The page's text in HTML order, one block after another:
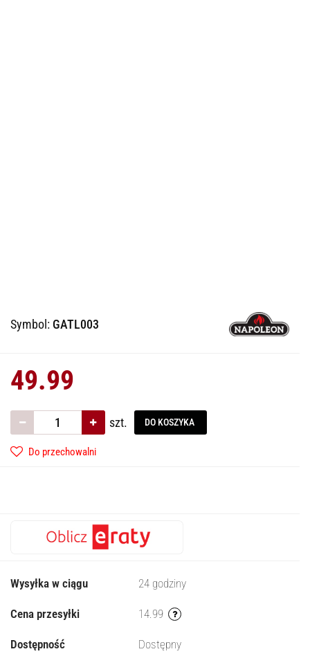
Symbol: GATL003
49.99
szt. DO KOSZYKA
Do przechowalni
Wysyłka w ciągu 24 godziny
Cena przesyłki 14.99
Dostępność Dostępny